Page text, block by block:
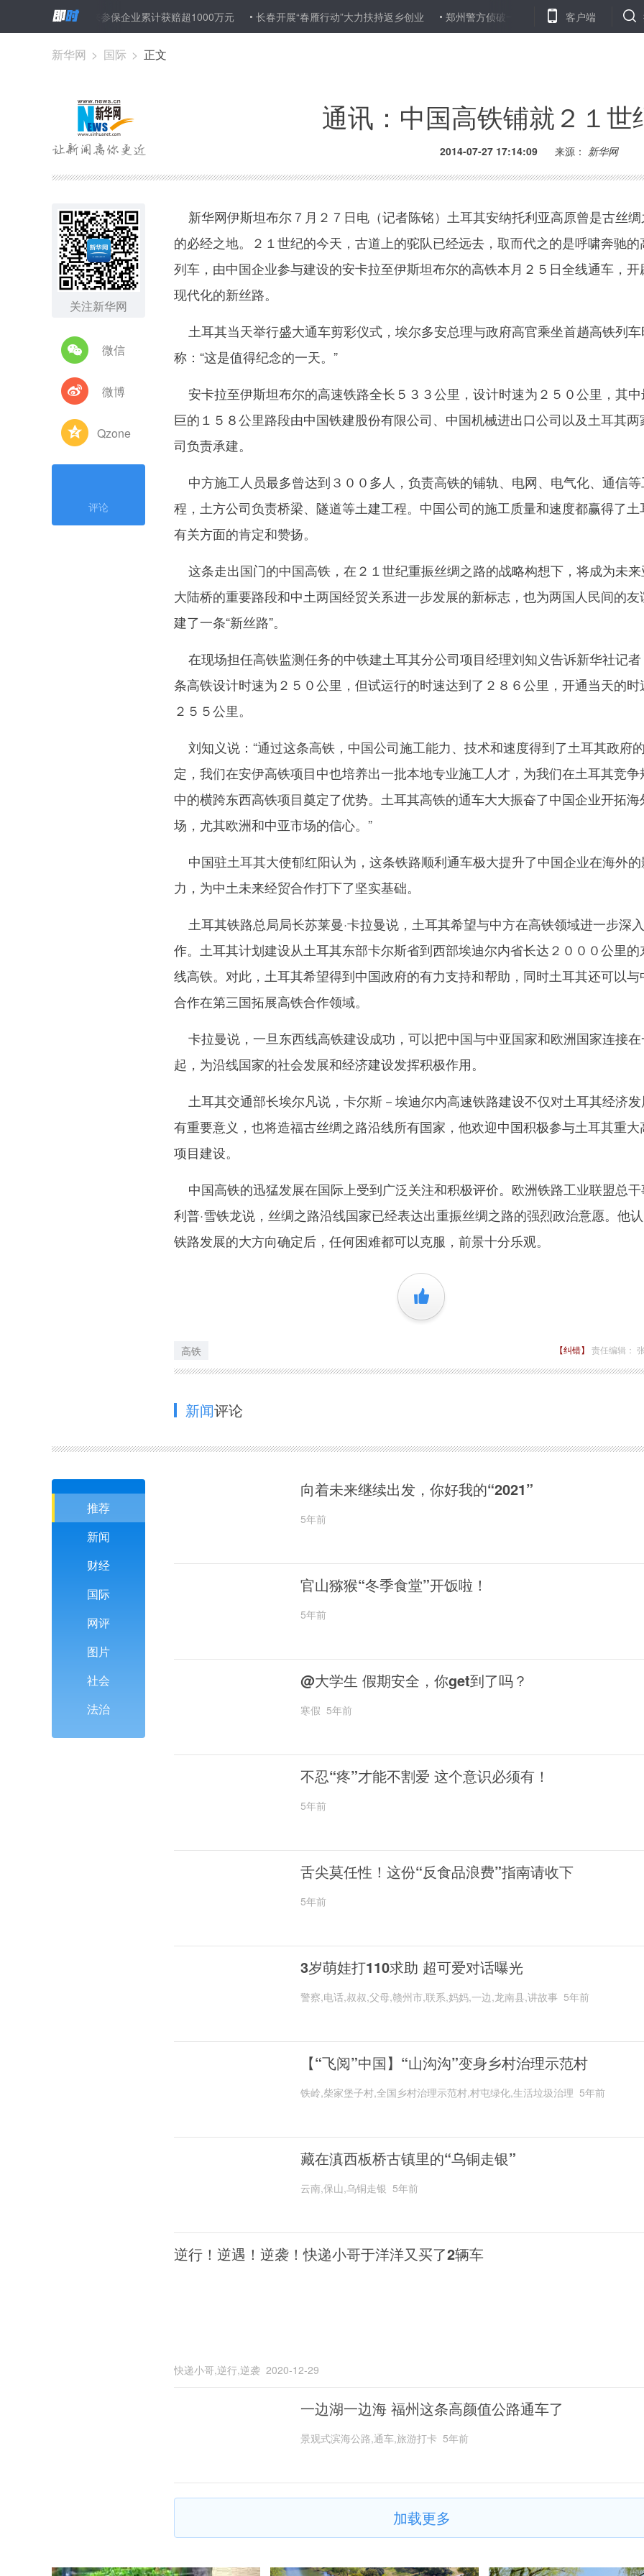
安责险”以来参保企业累计获赔超1000万元 长春开展“春雁行动”大力扶持返乡创业 郑州警方侦破一生产销售伪劣红酒案 查获假酒8000余
客户端
新华网 > 国际 > 正文
通讯：中国高铁铺就２１世
2014-07-27 17:14:09 来源： 新华网
关注新华网
微信
微博
Qzone
评论
新华网伊斯坦布尔７月２７日电（记者陈铭）土耳其安纳托利亚高原曾是古丝
的必经之地。２１世纪的今天，古道上的驼队已经远去，取而代之的是呼啸奔驰的
列车，由中国企业参与建设的安卡拉至伊斯坦布尔的高铁本月２５日全线通车，开
现代化的新丝路。
土耳其当天举行盛大通车剪彩仪式，埃尔多安总理与政府高官乘坐首趟高铁列
称：“这是值得纪念的一天。”
安卡拉至伊斯坦布尔的高速铁路全长５３３公里，设计时速为２５０公里，其
巨的１５８公里路段由中国铁建股份有限公司、中国机械进出口公司以及土耳其两
司负责承建。
中方施工人员最多曾达到３００多人，负责高铁的铺轨、电网、电气化、通信
程，土方公司负责桥梁、隧道等土建工程。中国公司的施工质量和速度都赢得了土
有关方面的肯定和赞扬。
这条走出国门的中国高铁，在２１世纪重振丝绸之路的战略构想下，将成为未
大陆桥的重要路段和中土两国经贸关系进一步发展的新标志，也为两国人民间的友
建了一条“新丝路”。
在现场担任高铁监测任务的中铁建土耳其分公司项目经理刘知义告诉新华社记
条高铁设计时速为２５０公里，但试运行的时速达到了２８６公里，开通当天的时
２５５公里。
刘知义说：“通过这条高铁，中国公司施工能力、技术和速度得到了土耳其政府
定，我们在安伊高铁项目中也培养出一批本地专业施工人才，为我们在土耳其竞争
中的横跨东西高铁项目奠定了优势。土耳其高铁的通车大大振奋了中国企业开拓海
场，尤其欧洲和中亚市场的信心。”
中国驻土耳其大使郁红阳认为，这条铁路顺利通车极大提升了中国企业在海外
力，为中土未来经贸合作打下了坚实基础。
土耳其铁路总局局长苏莱曼·卡拉曼说，土耳其希望与中方在高铁领域进一步深
作。土耳其计划建设从土耳其东部卡尔斯省到西部埃迪尔内省长达２０００公里的
线高铁。对此，土耳其希望得到中国政府的有力支持和帮助，同时土耳其还可以与
合作在第三国拓展高铁合作领域。
卡拉曼说，一旦东西线高铁建设成功，可以把中国与中亚国家和欧洲国家连接
起，为沿线国家的社会发展和经济建设发挥积极作用。
土耳其交通部长埃尔凡说，卡尔斯－埃迪尔内高速铁路建设不仅对土耳其经济
有重要意义，也将造福古丝绸之路沿线所有国家，他欢迎中国积极参与土耳其重大
项目建设。
中国高铁的迅猛发展在国际上受到广泛关注和积极评价。欧洲铁路工业联盟总
利普·雪铁龙说，丝绸之路沿线国家已经表达出重振丝绸之路的强烈政治意愿。他
铁路发展的大方向确定后，任何困难都可以克服，前景十分乐观。
+1
高铁 【纠错】 责任编辑：
新闻评论
推荐
新闻
财经
国际
网评
图片
社会
法治
向着未来继续出发，你好我的“2021”
5年前
官山猕猴“冬季食堂”开饭啦！
5年前
@大学生 假期安全，你get到了吗？
寒假 5年前
不忍“疼”才能不割爱 这个意识必须有！
5年前
舌尖莫任性！这份“反食品浪费”指南请收下
5年前
3岁萌娃打110求助 超可爱对话曝光
警察,电话,叔叔,父母,赣州市,联系,妈妈,一边,龙南县,讲故事 5年前
【“飞阅”中国】“山沟沟”变身乡村治理示范村
铁岭,柴家堡子村,全国乡村治理示范村,村屯绿化,生活垃圾治理 5年前
藏在滇西板桥古镇里的“乌铜走银”
云南,保山,乌铜走银 5年前
逆行！逆遇！逆袭！快递小哥于洋洋又买了2辆车
快递小哥,逆行,逆袭 2020-12-29
一边湖一边海 福州这条高颜值公路通车了
景观式滨海公路,通车,旅游打卡 5年前
加载更多